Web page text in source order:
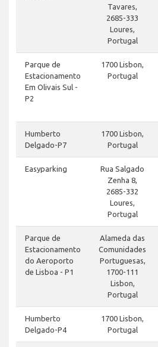
Tavares,
2685-333
Loures,
Portugal
Parque de
Estacionamento
Em Olivais Sul -
P2
1700 Lisbon,
Portugal
Humberto
Delgado-P7
1700 Lisbon,
Portugal
Easyparking
Rua Salgado
Zenha 8,
2685-332
Loures,
Portugal
Parque de
Estacionamento
do Aeroporto
de Lisboa - P1
Alameda das
Comunidades
Portuguesas,
1700-111
Lisbon,
Portugal
Humberto
Delgado-P4
1700 Lisbon,
Portugal